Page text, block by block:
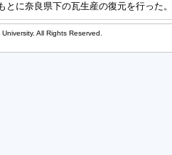
とに奈良県下の瓦生産の復元を行った。
All Rights Reserved.